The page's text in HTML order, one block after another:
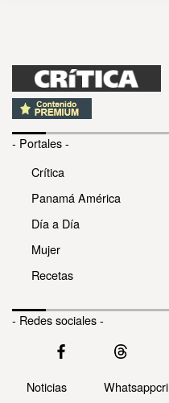
- Portales -
Crítica
Panamá América
Día a Día
Mujer
Recetas
- Redes sociales -
Noticias Whatsappcri